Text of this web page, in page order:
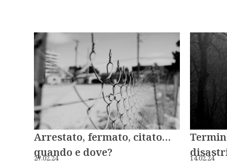
Arrestato, fermato, citato…
quando e dove?
27.02.24 14.02.24